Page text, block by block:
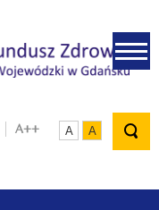
A++ A A